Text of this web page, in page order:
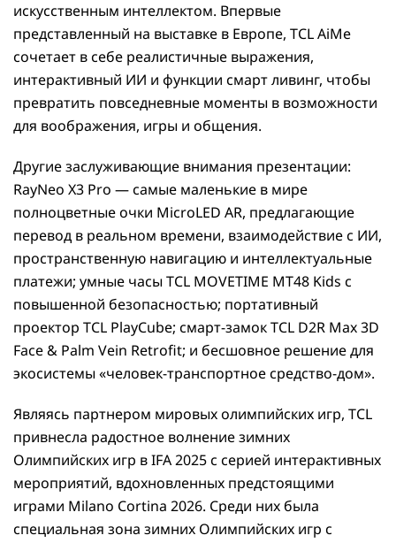
искусственным интеллектом. Впервые
представленный на выставке в Европе, TCL AiMe
сочетает в себе реалистичные выражения,
интерактивный ИИ и функции смарт ливинг, чтобы
превратить повседневные моменты в возможности
для воображения, игры и общения.
Другие заслуживающие внимания презентации:
RayNeo X3 Pro — самые маленькие в мире
полноцветные очки MicroLED AR, предлагающие
перевод в реальном времени, взаимодействие с ИИ,
пространственную навигацию и интеллектуальные
платежи; умные часы TCL MOVETIME MT48 Kids с
повышенной безопасностью; портативный
проектор TCL PlayCube; смарт-замок TCL D2R Max 3D
Face & Palm Vein Retrofit; и бесшовное решение для
экосистемы «человек-транспортное средство-дом».
Являясь партнером мировых олимпийских игр, TCL
привнесла радостное волнение зимних
Олимпийских игр в IFA 2025 с серией интерактивных
мероприятий, вдохновленных предстоящими
играми Milano Cortina 2026. Среди них была
специальная зона зимних Олимпийских игр с